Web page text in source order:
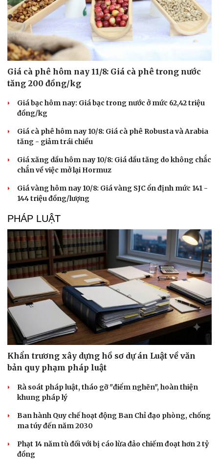
Cây thuốc
Sản phụ khoa
Nhi khoa
Nam khoa
Làm đẹp - giảm cân
Phòng mạch online
Ăn sạch sống khỏe
Blog
Tình yêu - Gia đình
Giá cà phê hôm nay 11/8: Giá cà phê trong nước
tăng 200 đồng/kg
Giá bạc hôm nay: Giá bạc trong nước ở mức 62,42 triệu
đồng/kg
Giá cà phê hôm nay 10/8: Giá cà phê Robusta và Arabia
tăng - giảm trái chiều
Giá xăng dầu hôm nay 10/8: Giá dầu tăng do không chắc
chắn về việc mở lại Hormuz
Giá vàng hôm nay 10/8: Giá vàng SJC ổn định mức 141 -
144 triệu đồng/lượng
PHÁP LUẬT
Khẩn trương xây dựng hồ sơ dự án Luật về văn
bản quy phạm pháp luật
Rà soát pháp luật, tháo gỡ "điểm nghẽn", hoàn thiện
khung pháp lý
Ban hành Quy chế hoạt động Ban Chỉ đạo phòng, chống
ma túy đến năm 2030
Phạt 14 năm tù đối với bị cáo lừa đảo chiếm đoạt hơn 2 tỷ
đồng